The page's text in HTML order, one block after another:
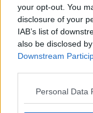
your opt-out. You
disclosure of your
IAB’s list of
also be disclosed
Downstream
Personal Data
3.7 -
4.8 -
3.2 -